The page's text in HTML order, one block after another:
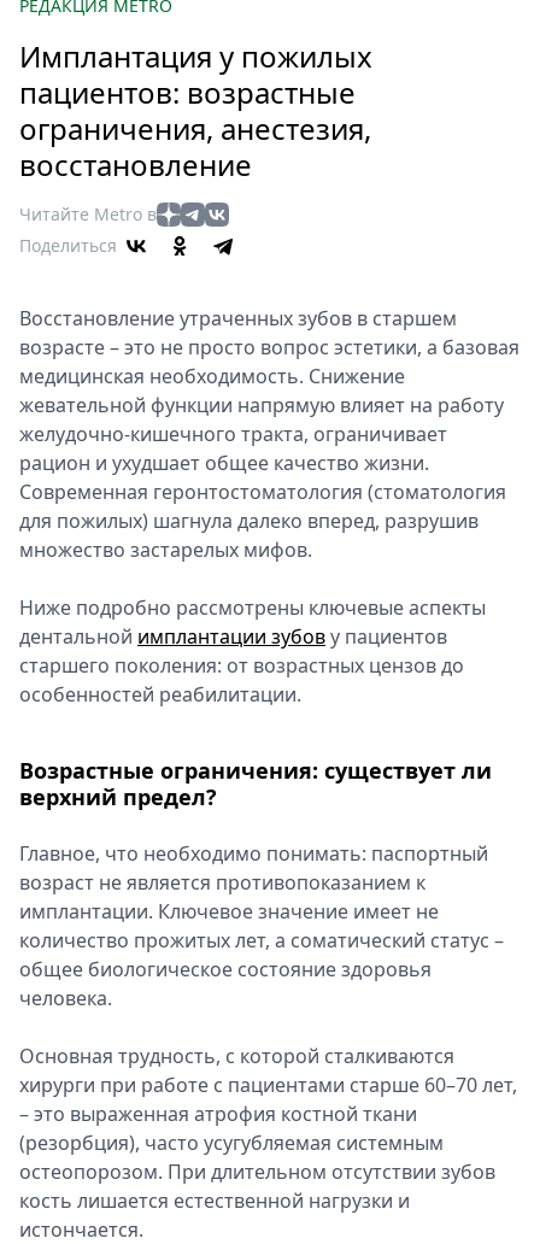
Мир
Здоровье
Еда
Туризм
Мода
Театр
Книги
Выставки
Пресс-
релизы
О
Metro
Стримы
Спецпроекты
Звезды
Выборы
2026
Скачай
Metro
РЕДАКЦИЯ METRO
Имплантация у пожилых
пациентов: возрастные
ограничения, анестезия,
восстановление
Читайте Metro в
Поделиться
Восстановление утраченных зубов в старшем
возрасте – это не просто вопрос эстетики, а базовая
медицинская необходимость. Снижение
жевательной функции напрямую влияет на работу
желудочно-кишечного тракта, ограничивает
рацион и ухудшает общее качество жизни.
Современная геронтостоматология (стоматология
для пожилых) шагнула далеко вперед, разрушив
множество застарелых мифов.
Ниже подробно рассмотрены ключевые аспекты
дентальной имплантации зубову пациентов
старшего поколения: от возрастных цензов до
особенностей реабилитации.
Возрастные ограничения: существует ли
верхний предел?
Главное, что необходимо понимать: паспортный
возраст не является противопоказанием к
имплантации. Ключевое значение имеет не
количество прожитых лет, а соматический статус –
общее биологическое состояние здоровья
человека.
Основная трудность, с которой сталкиваются
хирурги при работе с пациентами старше 60–70 лет,
– это выраженная атрофия костной ткани
(резорбция), часто усугубляемая системным
остеопорозом. При длительном отсутствии зубов
кость лишается естественной нагрузки и
истончается.